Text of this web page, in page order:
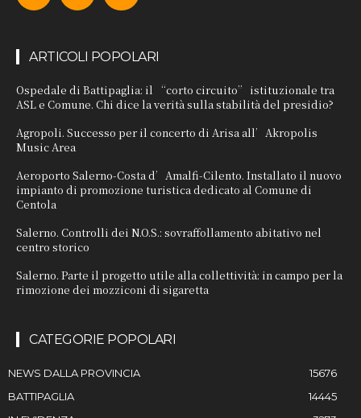
ARTICOLI POPOLARI
Ospedale di Battipaglia: il “corto circuito” istituzionale tra
ASL e Comune. Chi dice la verità sulla stabilità del presidio?
Agropoli. Successo per il concerto di Arisa all’Akropolis
Music Area
Aeroporto Salerno-Costa d’Amalfi-Cilento. Installato il nuovo
impianto di promozione turistica dedicato al Comune di
Centola
Salerno. Controlli dei N.O.S.: sovraffollamento abitativo nel
centro storico
Salerno. Parte il progetto utile alla collettività: in campo per la
rimozione dei mozziconi di sigaretta
CATEGORIE POPOLARI
NEWS DALLA PROVINCIA
15676
BATTIPAGLIA
14445